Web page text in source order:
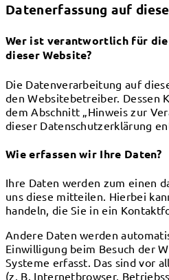
Datenerfassung auf
Wer ist verantwortlich für
dieser Website?
Die Datenverarbeitung auf
den Websitebetreiber. Dessen
dem Abschnitt „Hinweis zur
dieser Datenschutzerklärung
Wie erfassen wir Ihre Daten?
Ihre Daten werden zum einen
uns diese mitteilen. Hierbei
handeln, die Sie in ein
Andere Daten werden
Einwilligung beim Besuch der
Systeme erfasst. Das sind vor
(z. B. Internetbrowser,